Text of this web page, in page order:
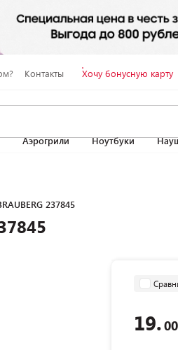
Контакты Хочу бонусную карту
Аэрогрили Ноутбуки
237845
19.00